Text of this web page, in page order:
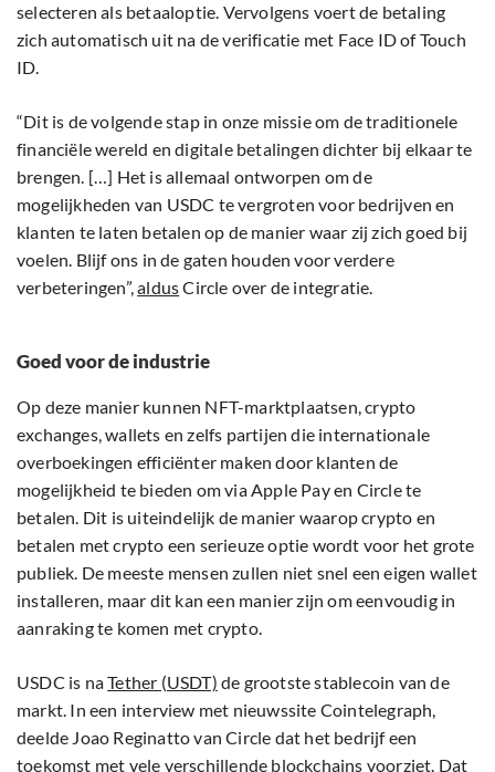
selecteren als betaaloptie. Vervolgens voert de betaling
zich automatisch uit na de verificatie met Face ID of Touch
ID.
“Dit is de volgende stap in onze missie om de traditionele
financiële wereld en digitale betalingen dichter bij elkaar te
brengen. […] Het is allemaal ontworpen om de
mogelijkheden van USDC te vergroten voor bedrijven en
klanten te laten betalen op de manier waar zij zich goed bij
voelen. Blijf ons in de gaten houden voor verdere
verbeteringen”,aldusCircle over de integratie.
Goed voor de industrie
Op deze manier kunnen NFT-marktplaatsen, crypto
exchanges, wallets en zelfs partijen die internationale
overboekingen efficiënter maken door klanten de
mogelijkheid te bieden om via Apple Pay en Circle te
betalen. Dit is uiteindelijk de manier waarop crypto en
betalen met crypto een serieuze optie wordt voor het grote
publiek. De meeste mensen zullen niet snel een eigen wallet
installeren, maar dit kan een manier zijn om eenvoudig in
aanraking te komen met crypto.
USDC is naTether (USDT) de grootste stablecoin van de
markt. In een interview met nieuwssite Cointelegraph,
deelde Joao Reginatto van Circle dat het bedrijf een
toekomst met vele verschillende blockchains voorziet. Dat